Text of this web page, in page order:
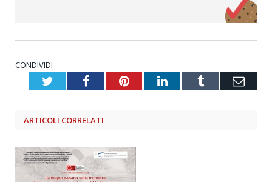
CONDIVIDI
TwitterFacebookPinterestLinkedInTumblr
ARTICOLI CORRELATI